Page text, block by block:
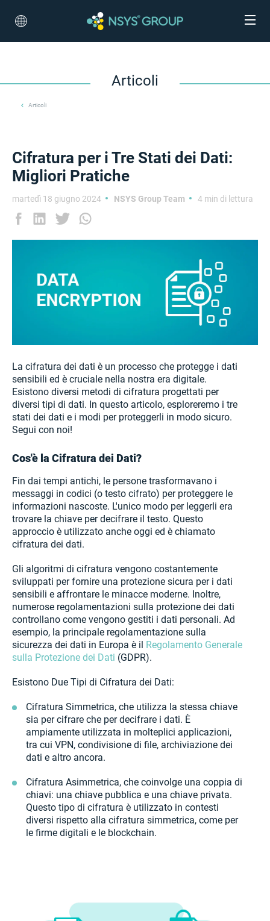
Articoli
Articoli
Cifratura per i Tre Stati dei Dati:
Migliori Pratiche
martedì 18 giugno 2024 NSYS Group Team 4 min di lettura
La cifratura dei dati è un processo che protegge i dati
sensibili ed è cruciale nella nostra era digitale.
Esistono diversi metodi di cifratura progettati per
diversi tipi di dati. In questo articolo, esploreremo i tre
stati dei dati e i modi per proteggerli in modo sicuro.
Segui con noi!
Cos'è la Cifratura dei Dati?
Fin dai tempi antichi, le persone trasformavano i
messaggi in codici (o testo cifrato) per proteggere le
informazioni nascoste. L'unico modo per leggerli era
trovare la chiave per decifrare il testo. Questo
approccio è utilizzato anche oggi ed è chiamato
cifratura dei dati.
Gli algoritmi di cifratura vengono costantemente
sviluppati per fornire una protezione sicura per i dati
sensibili e affrontare le minacce moderne. Inoltre,
numerose regolamentazioni sulla protezione dei dati
controllano come vengono gestiti i dati personali. Ad
esempio, la principale regolamentazione sulla
sicurezza dei dati in Europa è il Regolamento Generale
sulla Protezione dei Dati (GDPR).
Esistono Due Tipi di Cifratura dei Dati:
Cifratura Simmetrica, che utilizza la stessa chiave
sia per cifrare che per decifrare i dati. È
ampiamente utilizzata in molteplici applicazioni,
tra cui VPN, condivisione di file, archiviazione dei
dati e altro ancora.
Cifratura Asimmetrica, che coinvolge una coppia di
chiavi: una chiave pubblica e una chiave privata.
Questo tipo di cifratura è utilizzato in contesti
diversi rispetto alla cifratura simmetrica, come per
le firme digitali e le blockchain.